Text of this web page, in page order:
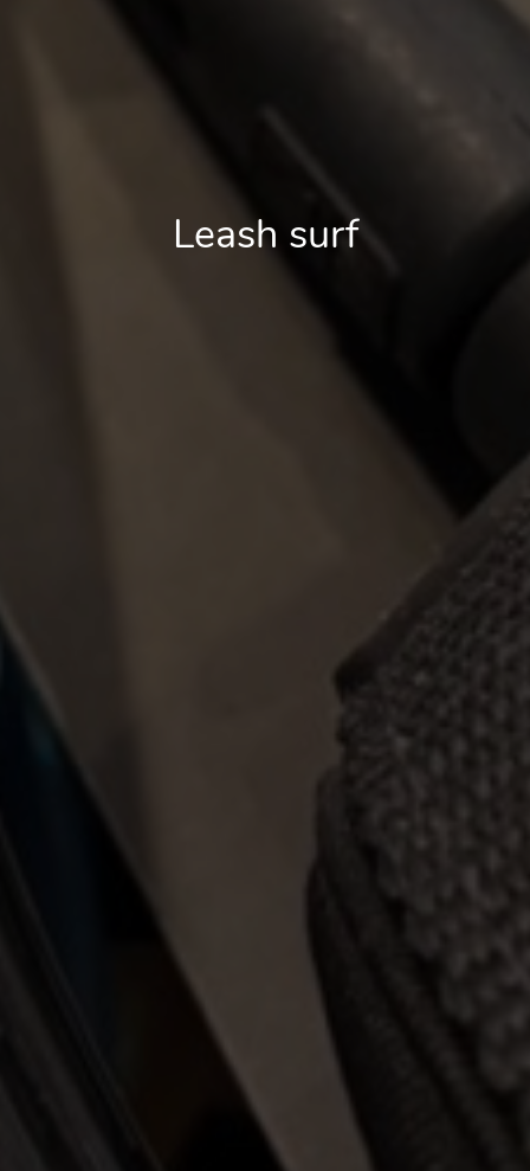
Leash surf